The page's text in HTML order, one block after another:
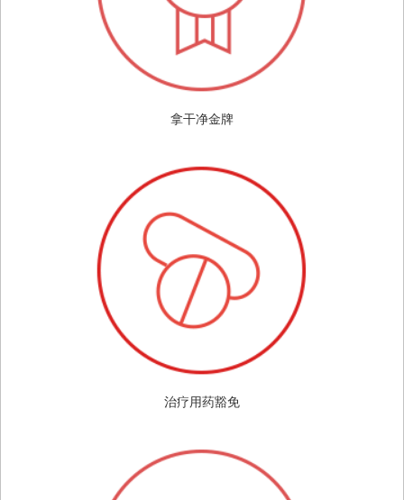
拿干净金牌
治疗用药豁免